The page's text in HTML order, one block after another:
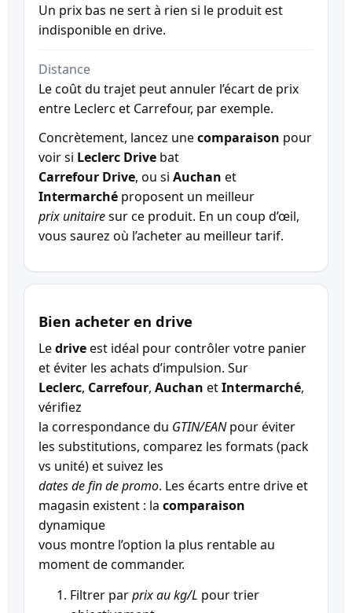
Un prix bas ne sert à rien si le produit est
indisponible en drive.
Distance
Le coût du trajet peut annuler l’écart de prix
entre Leclerc et Carrefour, par exemple.
Concrètement, lancez unecomparaison pour
voir si Leclerc Drive bat
Carrefour Drive, ou si Auchan et
Intermarché proposent un meilleur
prix unitairesur ce produit. En un coup d’œil,
vous saurez où l’acheter au meilleur tarif.
Bien acheter en drive
Ledriveest idéal pour contrôler votre panier
et éviter les achats d’impulsion. Sur
Leclerc, Carrefour, Auchan etIntermarché,
vérifiez
la correspondance du GTIN/EANpour éviter
les substitutions, comparez les formats (pack
vs unité) et suivez les
dates de fin de promo. Les écarts entre drive et
magasin existent : la comparaison
dynamique
vous montre l’option la plus rentable au
moment de commander.
Filtrer parprix au kg/L pour trier